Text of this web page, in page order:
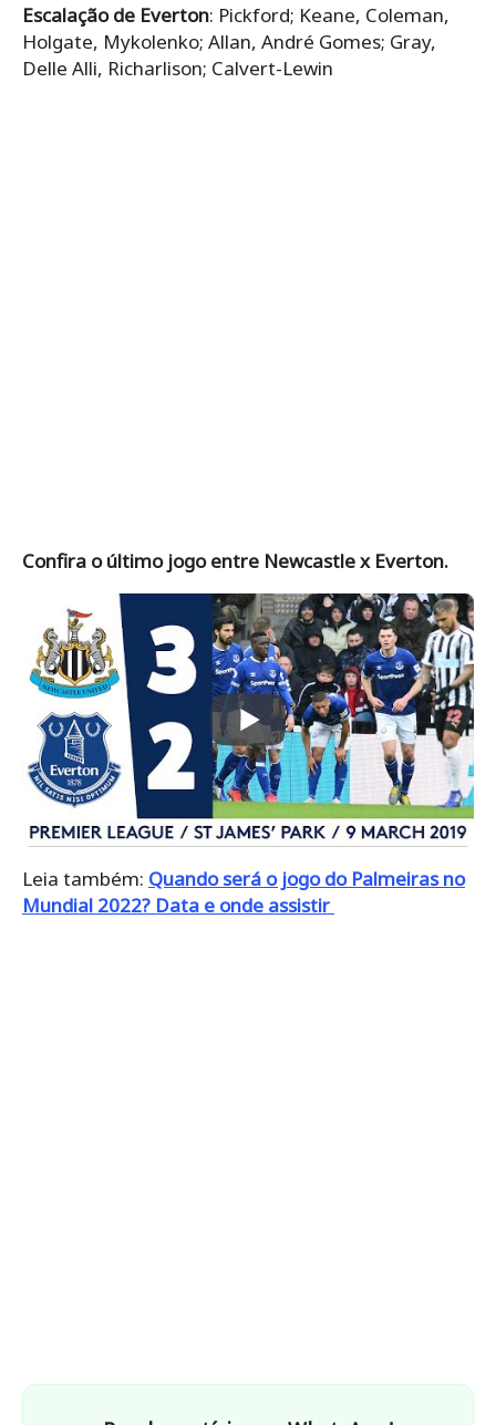
Escalaçãode Everton: Pickford; Keane, Coleman,
Holgate, Mykolenko; Allan, André Gomes; Gray,
Delle Alli, Richarlison; Calvert-Lewin
Confira o último jogo entre Newcastle x Everton.
Leia também: Quando será o jogo do Palmeiras no
Mundial 2022? Data e onde assistir